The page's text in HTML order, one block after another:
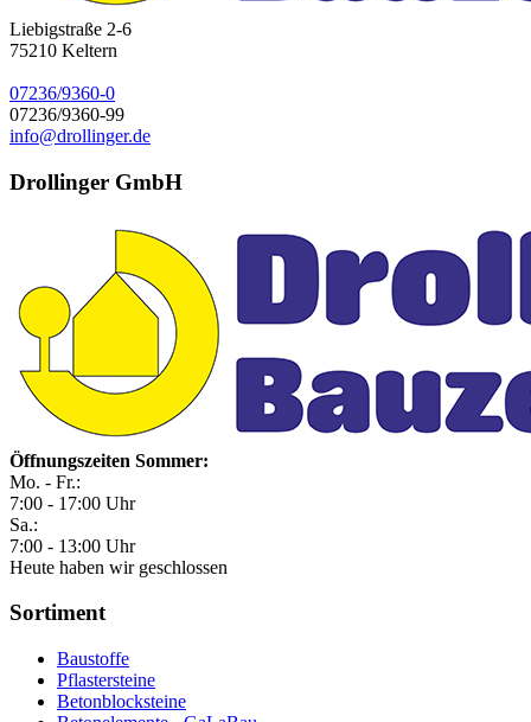
Liebigstraße 2-6
75210 Keltern
07236/9360-0
07236/9360-99
info@drollinger.de
Drollinger GmbH
Öffnungszeiten Sommer:
Mo. - Fr.:
7:00 - 17:00 Uhr
Sa.:
7:00 - 13:00 Uhr
Heute haben wir geschlossen
Sortiment
Baustoffe
Pflastersteine
Betonblocksteine